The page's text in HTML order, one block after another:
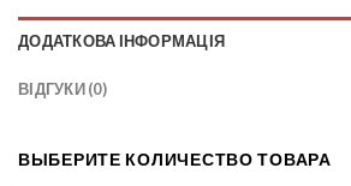
ДОДАТКОВА ІНФОРМАЦІЯ
ВІДГУКИ (0)
ВЫБЕРИТЕ КОЛИЧЕСТВО ТОВАРА